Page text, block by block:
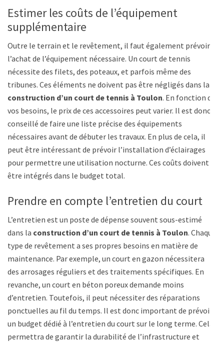
Estimer les coûts de l’équipement
supplémentaire
Outre le terrain et le revêtement, il faut également prévoir
l’achat de l’équipement nécessaire. Un court de tennis
nécessite des filets, des poteaux, et parfois même des
tribunes. Ces éléments ne doivent pas être négligés dans la
construction d’un court de tennis à Toulon. En fonction de
vos besoins, le prix de ces accessoires peut varier. Il est donc
conseillé de faire une liste précise des équipements
nécessaires avant de débuter les travaux. En plus de cela, il
peut être intéressant de prévoir l’installation d’éclairages
pour permettre une utilisation nocturne. Ces coûts doivent
être intégrés dans le budget total.
Prendre en compte l’entretien du court
L’entretien est un poste de dépense souvent sous-estimé
dans la construction d’un court de tennis à Toulon. Chaque
type de revêtement a ses propres besoins en matière de
maintenance. Par exemple, un court en gazon nécessitera
des arrosages réguliers et des traitements spécifiques. En
revanche, un court en béton poreux demande moins
d’entretien. Toutefois, il peut nécessiter des réparations
ponctuelles au fil du temps. Il est donc important de prévoir
un budget dédié à l’entretien du court sur le long terme. Cela
permettra de garantir la durabilité de l’infrastructure et